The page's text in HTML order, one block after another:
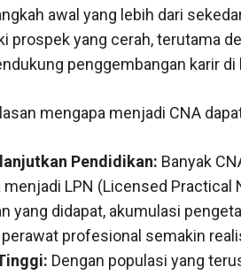
awal yang lebih dari
prospek yang cerah, terutama
penggembangan karir
mengapa menjadi CNA
Pendidikan: Banyak
LPN (Licensed Practical
yang didapat, akumulasi
profesional semakin
Dengan populasi yang